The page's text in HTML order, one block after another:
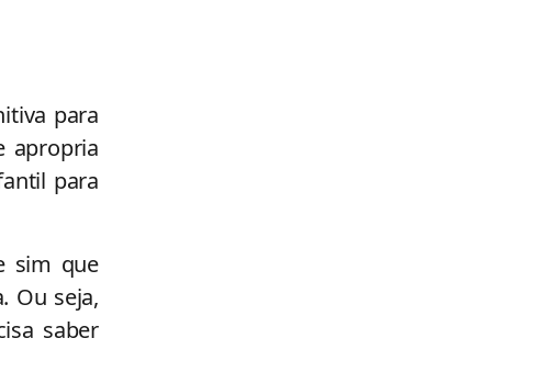
para
apropria
para
sim que
Ou seja,
saber